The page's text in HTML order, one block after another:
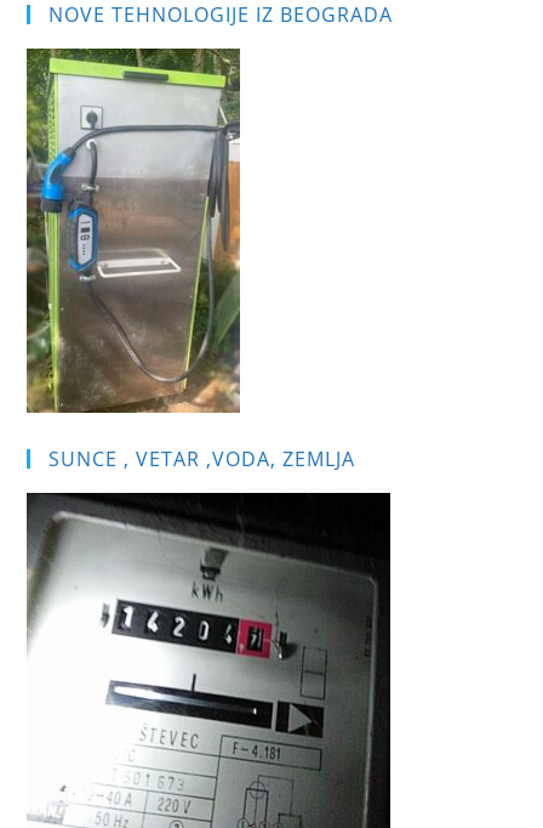
NOVE TEHNOLOGIJE IZ BEOGRADA
SUNCE , VETAR ,VODA, ZEMLJA